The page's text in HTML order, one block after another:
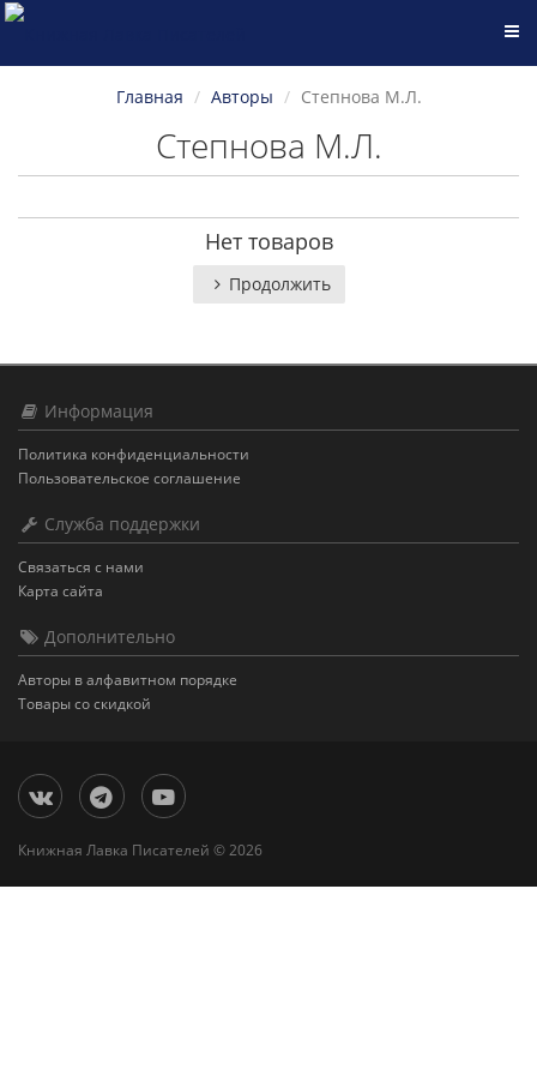
Главная Авторы Степнова М.Л.
Степнова М.Л.
Нет товаров
Продолжить
Информация
Политика конфиденциальности
Пользовательское соглашение
Служба поддержки
Связаться с нами
Карта сайта
Дополнительно
Авторы в алфавитном порядке
Товары со скидкой
Книжная Лавка Писателей © 2026